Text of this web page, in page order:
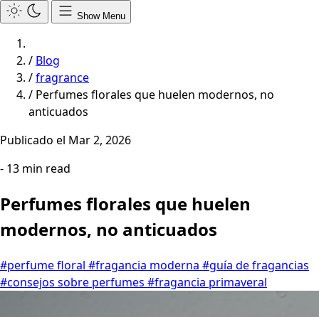
Show Menu
/ Blog
/fragrance
/ Perfumes florales que huelen modernos, no
anticuados
Publicado el Mar 2, 2026
- 13 min read
Perfumes florales que huelen
modernos, no anticuados
#perfume floral #fragancia moderna #guía de fragancias
#consejos sobre perfumes #fragancia primaveral